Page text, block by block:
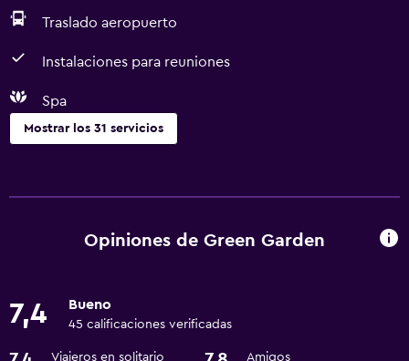
Traslado aeropuerto
Instalaciones para reuniones
Spa
Mostrar los 31 servicios
Sauna
Piscina al aire libre
Opiniones de Green Garden
7,4 Bueno
45 calificaciones verificadas
Viajeros en solitario Amigos